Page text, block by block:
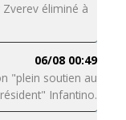
éliminé à
06/08 00:49
"plein soutien au
Infantino.